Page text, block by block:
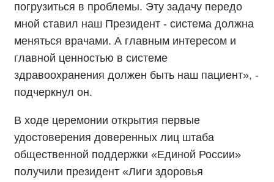
погрузиться в проблемы. Эту задачу передо
мной ставил наш Президент - система должна
меняться врачами. А главным интересом и
главной ценностью в системе
здравоохранения должен быть наш пациент», -
подчеркнул он.
В ходе церемонии открытия первые
удостоверения доверенных лиц штаба
общественной поддержки «Единой России»
получили президент «Лиги здоровья